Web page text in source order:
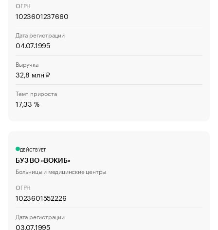
ОГРН
1023601237660
Дата регистрации
04.07.1995
Выручка
32,8 млн ₽
Темп прироста
17,33 %
ДЕЙСТВУЕТ
БУЗ ВО «ВОКИБ»
Больницы и медицинские центры
ОГРН
1023601552226
Дата регистрации
03.07.1995